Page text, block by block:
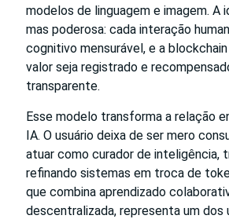
modelos de linguagem e imagem. A
mas poderosa: cada interação
cognitivo mensurável, e a
valor seja registrado e
transparente.
Esse modelo transforma a relação
IA. O usuário deixa de ser mero
atuar como curador de inteligência,
refinando sistemas em troca de
que combina aprendizado
descentralizada, representa um dos